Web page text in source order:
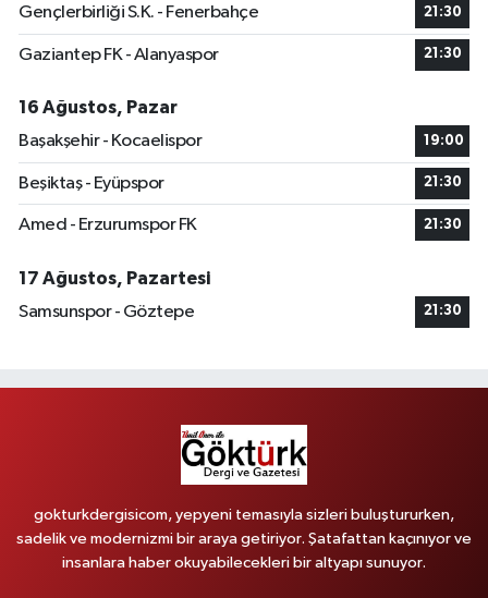
Gençlerbirliği S.K. - Fenerbahçe 21:30
Gaziantep FK - Alanyaspor 21:30
16 Ağustos, Pazar
Başakşehir - Kocaelispor
19:00
Beşiktaş - Eyüpspor 21:30
Amed - Erzurumspor FK 21:30
17 Ağustos, Pazartesi
Samsunspor - Göztepe
21:30
gokturkdergisicom, yepyeni temasıyla sizleri buluştururken,
sadelik ve modernizmi bir araya getiriyor. Şatafattan kaçınıyor ve
insanlara haber okuyabilecekleri bir altyapı sunuyor.